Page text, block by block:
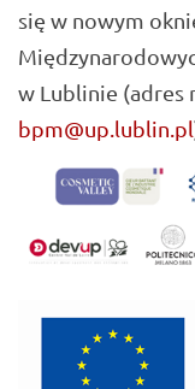
się w nowym
w Lublinie (adres
bpm@up.lublin.pl